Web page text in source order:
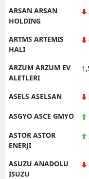
ARSAN ARSAN
HOLDING
ARTMS ARTEMIS
HALI
ARZUM ARZUM EV
ALETLERI
ASELS ASELSAN
ASGYO ASCE GMYO
ASTOR ASTOR
ENERJI
ASUZU ANADOLU
ISUZU